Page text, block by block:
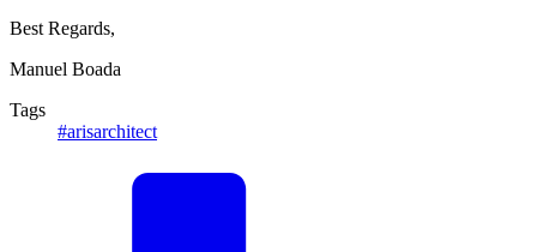
Best Regards,
Manuel Boada
Tags
#arisarchitect